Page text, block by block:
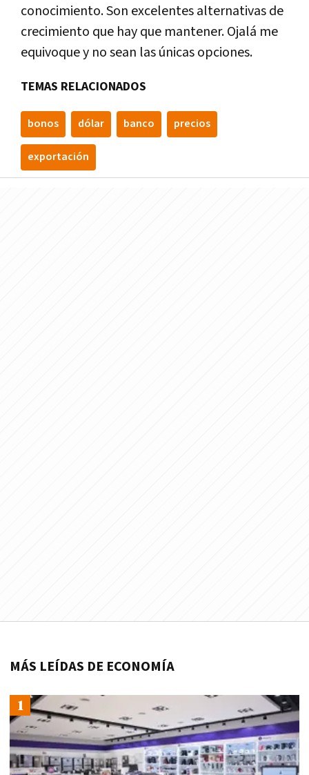
conocimiento. Son excelentes alternativas de
crecimiento que hay que mantener. Ojalá me
equivoque y no sean las únicas opciones.
TEMAS RELACIONADOS
bonos dólar banco precios
exportación
MÁS LEÍDAS DE ECONOMÍA